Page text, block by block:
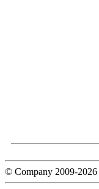
© Company 2009-2026